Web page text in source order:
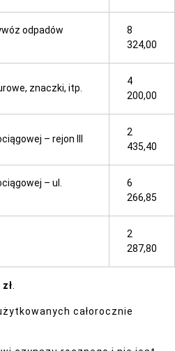
odpadów
8
324,00
znaczki, itp.
4
200,00
– rejon III
2
435,40
– ul.
6
266,85
2
287,80
całorocznie